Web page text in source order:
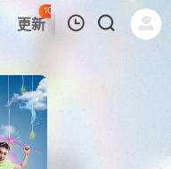
更新
100
热榜 APP